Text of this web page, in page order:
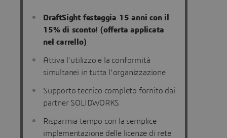
DraftSight festeggia 15 anni con il
15% di sconto! (offerta applicata
nel carrello)
Attiva l'utilizzo e la conformità
simultanei in tutta l'organizzazione
Supporto tecnico completo fornito dai
partner SOLIDWORKS
Risparmia tempo con la semplice
implementazione delle licenze di rete